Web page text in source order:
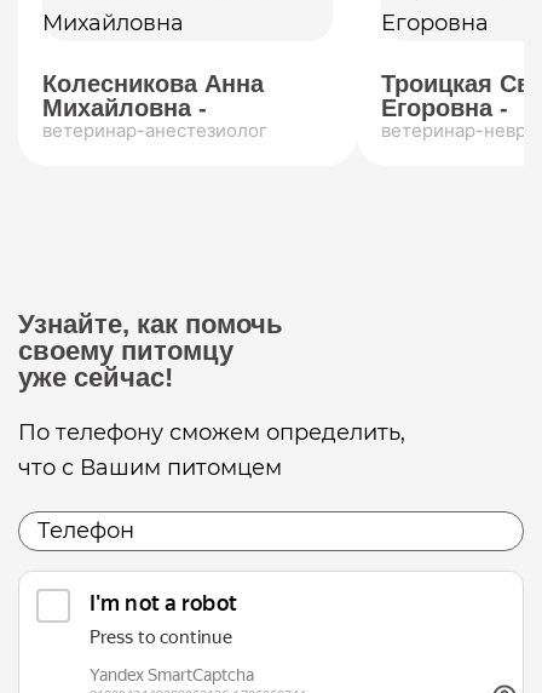
Колесникова Анна
Михайловна -
ветеринар-анестезиолог
Троицкая
Егоровна -
ветеринар-
Узнайте, как помочь
своему питомцу
уже сейчас!
По телефону сможем определить,
что с Вашим питомцем